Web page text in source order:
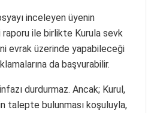
inceleyen üyenin
ile birlikte Kurula sevk
evrak üzerinde yapabileceği
da başvurabilir.
durdurmaz. Ancak; Kurul,
talepte bulunması koşuluyla,